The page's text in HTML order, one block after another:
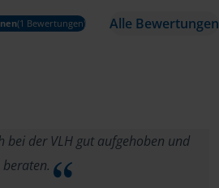
(1 Bewertungen) Alle Bewertungen
bei der VLH gut aufgehoben und
beraten.